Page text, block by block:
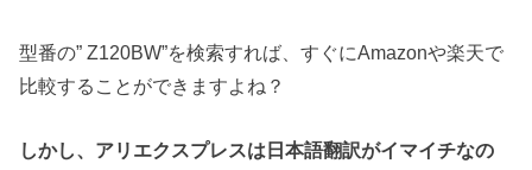
型番の” Z120BW”を検索すれば、すぐにAmazonや楽天で
比較することができますよね？
しかし、アリエクスプレスは日本語翻訳がイマイチなの